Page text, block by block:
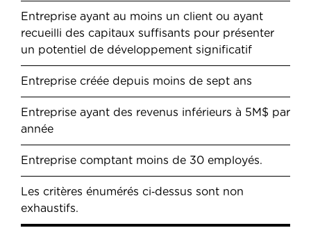
Entreprise ayant au moins un client ou ayant
recueilli des capitaux suffisants pour présenter
un potentiel de développement significatif
Entreprise créée depuis moins de sept ans
Entreprise ayant des revenus inférieurs à 5M$ par
année
Entreprise comptant moins de 30 employés.
Les critères énumérés ci‐dessus sont non
exhaustifs.